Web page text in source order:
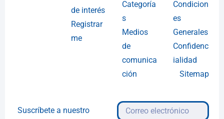
de interés
Registrar
me
Categoría
s
Medios
de
comunica
ción
Condicion
es
Generales
Confidenc
ialidad
Sitemap
Suscríbete a nuestro